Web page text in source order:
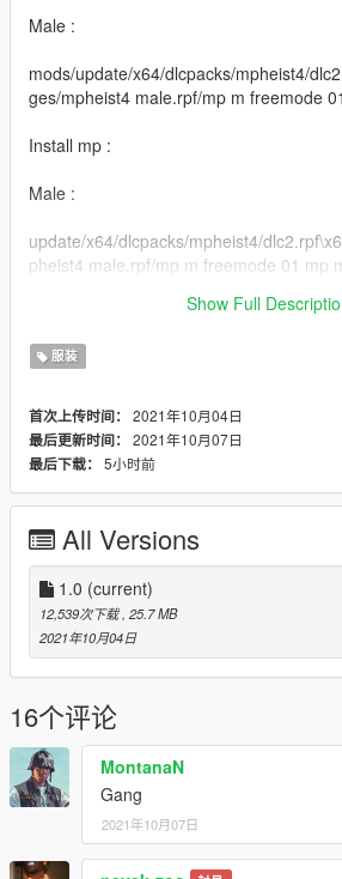
Male :
mods/update/x64/dlcpacks/mpheist4/
ges/mpheist4 male.rpf/mp m freemode
Install mp :
Male :
update/x64/dlcpacks/mpheist4/
pheist4 male.rpf/mp m freemode 01 mp
Thanks for downloading my content !
Show Full
服装
首次上传时间： 2021年10月04日
最后更新时间： 2021年10月07日
最后下载： 5小时前
All Versions
1.0 (current)
12,539次下载 , 25.7 MB
2021年10月04日
16个评论
MontanaN
Gang
2021年10月07日